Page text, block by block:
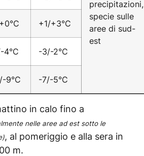
precipitazioni,
specie sulle
aree di sud-
est
+1/+3°C
4°C -3/-2°C
9°C -7/-5°C
in calo fino a
nelle aree ad est sotto le
, al pomeriggio e alla sera in
m.